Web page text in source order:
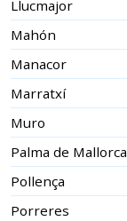
Llucmajor
Mahón
Manacor
Marratxí
Muro
Palma de Mallorca
Pollença
Porreres